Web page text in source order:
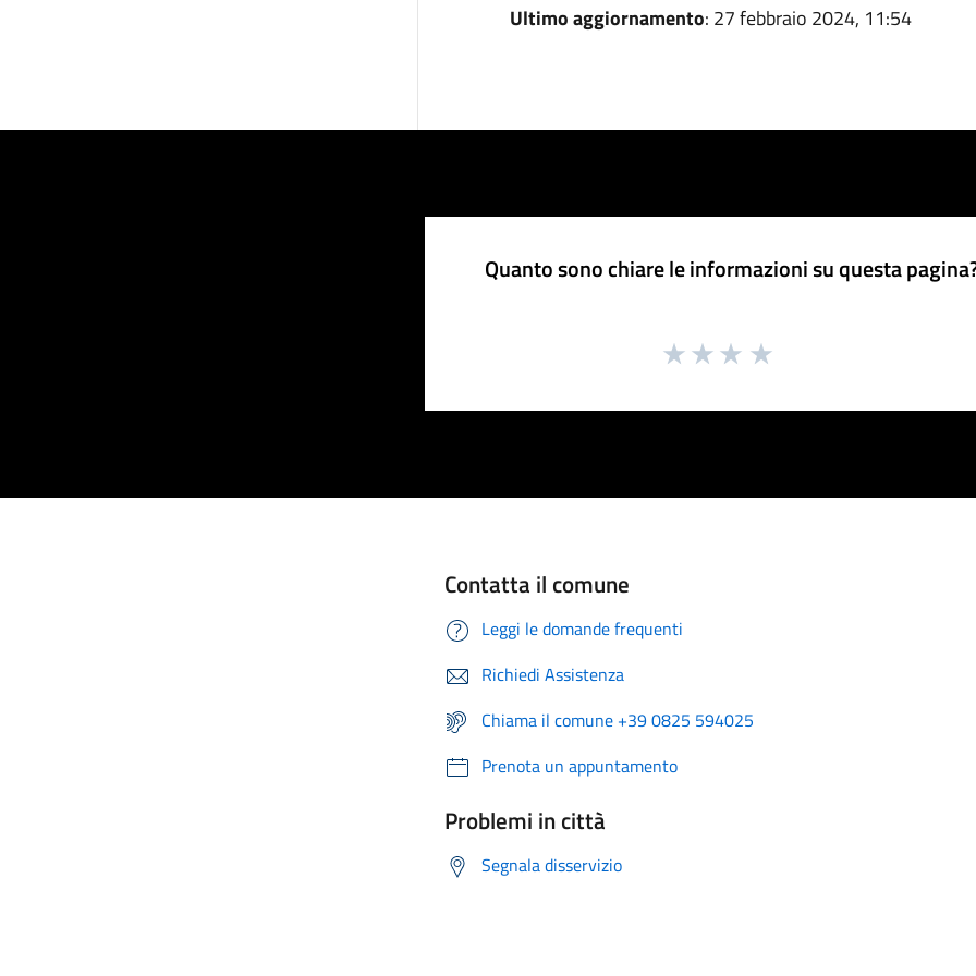
Ultimo aggiornamento: 27 febbraio 2024, 11:54
Quanto sono chiare le informazioni su questa
Contatta il comune
Leggi le domande frequenti
Richiedi Assistenza
Chiama il comune +39 0825 594025
Prenota un appuntamento
Problemi in città
Segnala disservizio